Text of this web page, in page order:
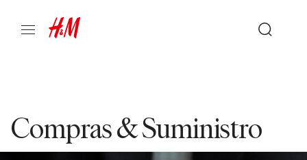
Compras & Suministro